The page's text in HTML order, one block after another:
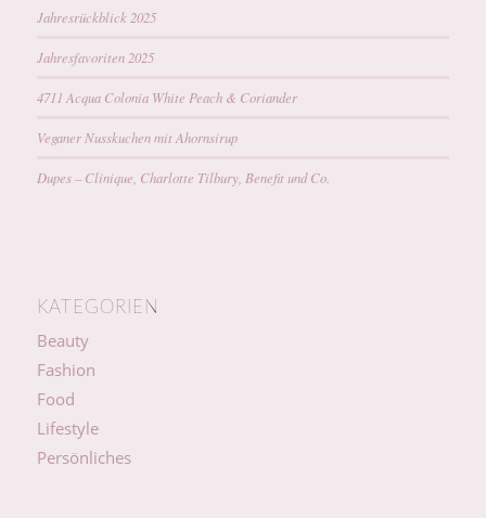
Jahresrückblick 2025
Jahresfavoriten 2025
4711 Acqua Colonia White Peach & Coriander
Veganer Nusskuchen mit Ahornsirup
Dupes – Clinique, Charlotte Tilbury, Benefit und Co.
KATEGORIEN
Beauty
Fashion
Food
Lifestyle
Persönliches